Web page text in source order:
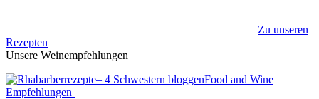
Zu unseren
Rezepten
Unsere Weinempfehlungen
Food and Wine
Empfehlungen